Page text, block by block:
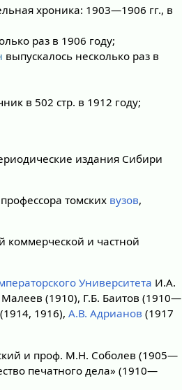
хроника: 1903—1906 гг., в
раз в 1906 году;
выпускалось несколько раз в
в 502 стр. в 1912 году;
издания Сибири
томских вузов,
коммерческой и частной
Университета И.А.
(1910), Г.Б. Баитов (1910—
1916),А.В. Адрианов (1917
и проф. М.Н. Соболев (1905—
печатного дела» (1910—